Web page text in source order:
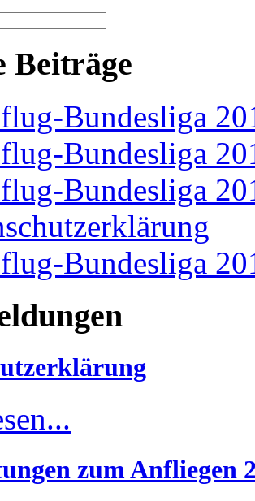
Beiträge
Bundesliga
Bundesliga
Bundesliga
Bundesliga
zum Anfliegen